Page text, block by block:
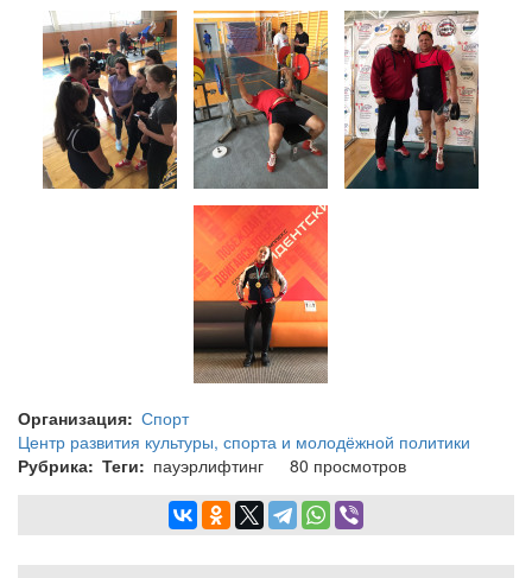
Организация
Центр развития культуры, спорта и молодёжной политики
Рубрика
Спорт
Теги
пауэрлифтинг 80 просмотров